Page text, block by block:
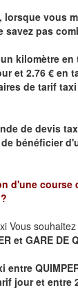
lorsque vous
savez pas
kilomètre en
et 2.76 € en
de tarif
de devis
bénéficier
d'une course
?
Vous
et GARE DE
jour et entre